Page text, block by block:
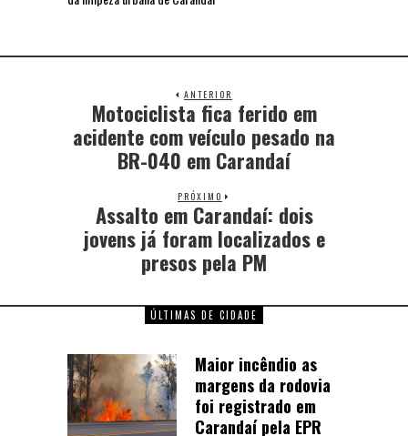
ANTERIOR
Motociclista fica ferido em
acidente com veículo pesado na
BR-040 em Carandaí
PRÓXIMO
Assalto em Carandaí: dois
jovens já foram localizados e
presos pela PM
ÚLTIMAS DE CIDADE
Maior incêndio as
margens da rodovia
foi registrado em
Carandaí pela EPR